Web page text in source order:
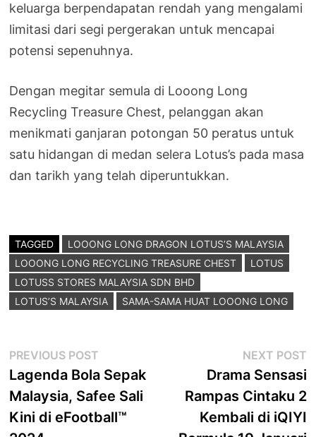
keluarga berpendapatan rendah yang mengalami
limitasi dari segi pergerakan untuk mencapai
potensi sepenuhnya.
Dengan megitar semula di Looong Long
Recycling Treasure Chest, pelanggan akan
menikmati ganjaran potongan 50 peratus untuk
satu hidangan di medan selera Lotus’s pada masa
dan tarikh yang telah diperuntukkan.
TAGGED
LOOONG LONG DRAGON LOTUS’S MALAYSIA
LOOONG LONG RECYCLING TREASURE CHEST
LOTUS
LOTUSS STORES MALAYSIA SDN BHD
LOTUS’S MALAYSIA
SAMA-SAMA HUAT LOOONG LONG
Post
navigation
PREVIOUS POST
post:
Lagenda Bola Sepak
Malaysia, Safee Sali
Kini di eFootball™
NEXT POST
Drama Sensasi
Rampas Cintaku 2
Kembali di iQIYI